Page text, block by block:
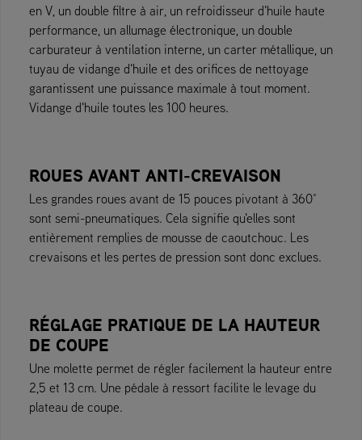
en V, un double filtre à air, un refroidisseur d'huile haute
performance, un allumage électronique, un double
carburateur à ventilation interne, un carter métallique, un
tuyau de vidange d'huile et des orifices de nettoyage
garantissent une puissance maximale à tout moment.
Vidange d'huile toutes les 100 heures.
ROUES AVANT ANTI-CREVAISON
Les grandes roues avant de 15 pouces pivotant à 360°
sont semi-pneumatiques. Cela signifie qu'elles sont
entièrement remplies de mousse de caoutchouc. Les
crevaisons et les pertes de pression sont donc exclues.
RÉGLAGE PRATIQUE DE LA HAUTEUR
DE COUPE
Une molette permet de régler facilement la hauteur entre
2,5 et 13 cm. Une pédale à ressort facilite le levage du
plateau de coupe.